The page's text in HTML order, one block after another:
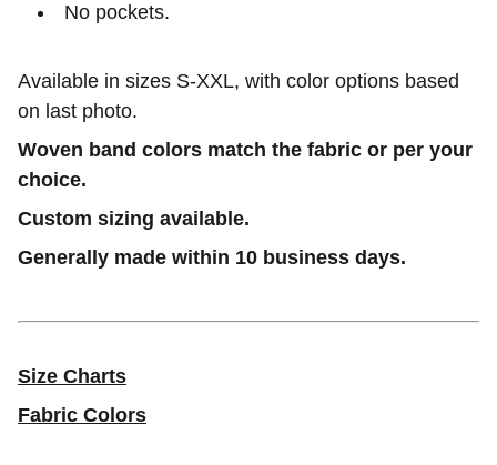
No pockets.
Available in sizes S-XXL, with color options based
on last photo.
Woven band colors match the fabric or per your
choice.
Custom sizing available.
Generally made within 10 business days.
Size Charts
Fabric Colors